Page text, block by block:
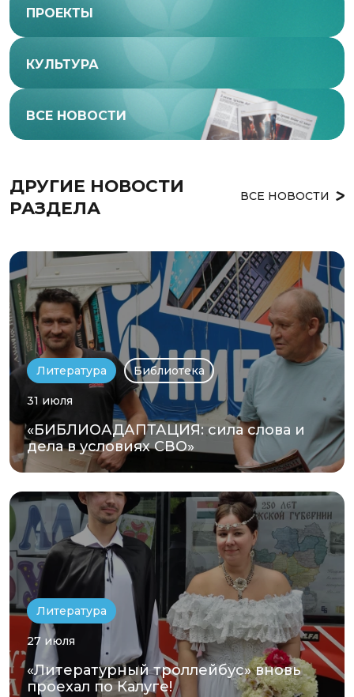
ПРОЕКТЫ
КУЛЬТУРА
ВСЕ НОВОСТИ
ДРУГИЕ НОВОСТИ
РАЗДЕЛА
ВСЕ НОВОСТИ
Литература Библиотека
31 июля
«БИБЛИОАДАПТАЦИЯ: сила слова и
дела в условиях СВО»
Литература
27 июля
«Литературный троллейбус» вновь
проехал по Калуге!